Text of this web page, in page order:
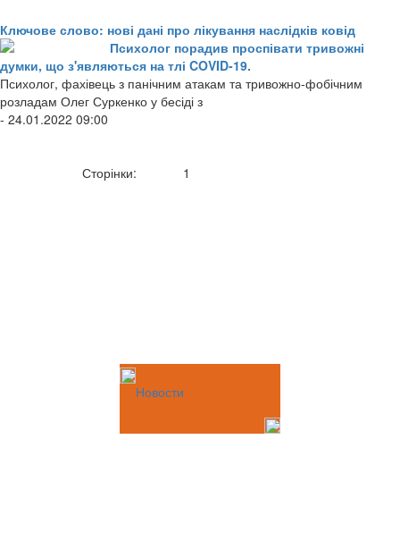
Ключове слово: нові дані про лікування наслідків ковід
Психолог порадив проспівати тривожні
думки, що з'являються на тлі COVID-19.
Психолог, фахівець з панічним атакам та тривожно-фобічним
розладам Олег Суркенко у бесіді з
- 24.01.2022 09:00
Сторінки: 1
Новости